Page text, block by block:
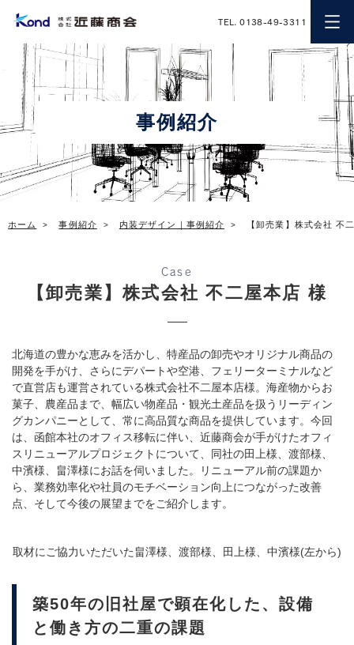
近藤商会
TEL. 0138-49-3311
事例紹介
ホーム 事例紹介 内装デザイン｜事例紹介 【卸売業】株式会社 不
Case
【卸売業】株式会社 不二屋本店 様
北海道の豊かな恵みを活かし、特産品の卸売やオリジナル商品の
開発を手がけ、さらにデパートや空港、フェリーターミナルなど
で直営店も運営されている株式会社不二屋本店様。海産物からお
菓子、農産品まで、幅広い物産品・観光土産品を扱うリーディン
グカンパニーとして、常に高品質な商品を提供しています。今回
は、函館本社のオフィス移転に伴い、近藤商会が手がけたオフィ
スリニューアルプロジェクトについて、同社の田上様、渡部様、
中濱様、畠澤様にお話を伺いました。リニューアル前の課題か
ら、業務効率化や社員のモチベーション向上につながった改善
点、そして今後の展望までをご紹介します。
取材にご協力いただいた畠澤様、渡部様、田上様、中濱様(左から)
築50年の旧社屋で顕在化した、設備
と働き方の二重の課題